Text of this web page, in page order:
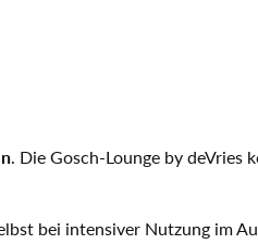
. Die Gosch-Lounge by deVries
bei intensiver Nutzung im